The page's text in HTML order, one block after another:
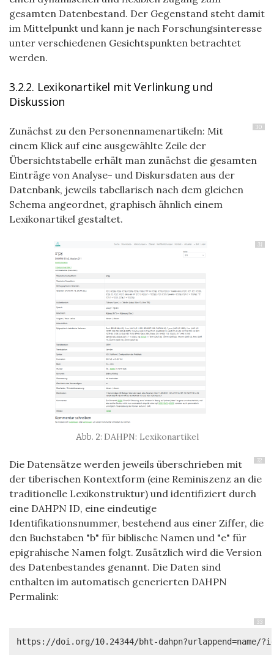
gesamten Datenbestand. Der Gegenstand steht damit
im Mittelpunkt und kann je nach Forschungsinteresse
unter verschiedenen Gesichtspunkten betrachtet
werden.
3.2.2. Lexikonartikel mit Verlinkung und
Diskussion
30
Zunächst zu den Personennamenartikeln: Mit
einem Klick auf eine ausgewählte Zeile der
Übersichtstabelle erhält man zunächst die gesamten
Einträge von Analyse- und Diskursdaten aus der
Datenbank, jeweils tabellarisch nach dem gleichen
Schema angeordnet, graphisch ähnlich einem
Lexikonartikel gestaltet.
31
DAHPN: Lexikonartikel
32
Die Datensätze werden jeweils überschrieben mit
der tiberischen Kontextform (eine Reminiszenz an die
traditionelle Lexikonstruktur) und identifiziert durch
eine DAHPN ID, eine eindeutige
Identifikationsnummer, bestehend aus einer Ziffer, die
den Buchstaben "b" für biblische Namen und "e" für
epigrahische Namen folgt. Zusätzlich wird die Version
des Datenbestandes genannt. Die Daten sind
enthalten im automatisch generierten DAHPN
Permalink:
33
https://doi.org/10.24344/bht-dahpn?urlappend=name/